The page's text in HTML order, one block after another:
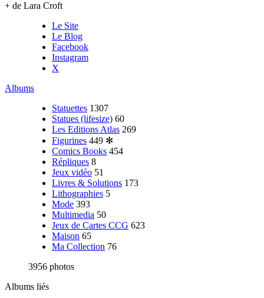
+ de Lara Croft
Le Site
Le Blog
Facebook
Instagram
X
Albums
Statuettes 1307
Statues (lifesize) 60
Les Editions Atlas 269
Figurines 449 ✻
Comics Books 454
Répliques 8
Jeux vidéo 51
Livres & Solutions 173
Lithographies 5
Mode 393
Multimedia 50
Jeux de Cartes CCG 623
Maison 65
Ma Collection 76
3956 photos
Albums liés